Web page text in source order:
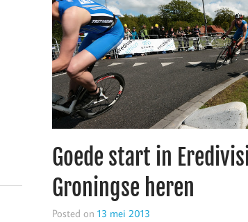
Goede start in
Groningse heren
Posted on 13 mei 2013